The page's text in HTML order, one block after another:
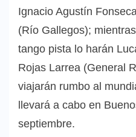
Ignacio Agustín
(Río Gallegos);
tango pista lo harán
Rojas Larrea (General
viajarán rumbo al
llevará a cabo en
septiembre.